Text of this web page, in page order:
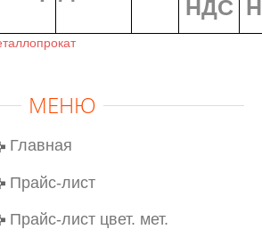
НДС
МЕНЮ
Главная
Прайс-лист
Прайс-лист цвет. мет.